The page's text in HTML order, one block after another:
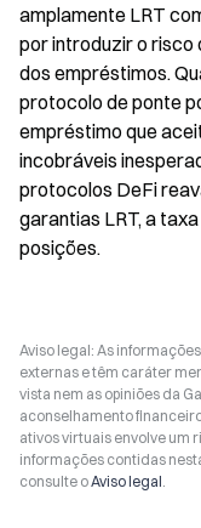
amplamente LRT
por introduzir o risco
dos empréstimos.
protocolo de ponte
empréstimo que
incobráveis
protocolos DeFi
garantias LRT, a
posições.
Aviso legal: As
externas e têm caráter
vista nem as opiniões da
aconselhamento
ativos virtuais envolve um
informações contidas
consulte oAviso legal.